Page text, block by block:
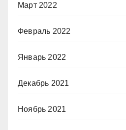
Март 2022
Февраль 2022
Январь 2022
Декабрь 2021
Ноябрь 2021